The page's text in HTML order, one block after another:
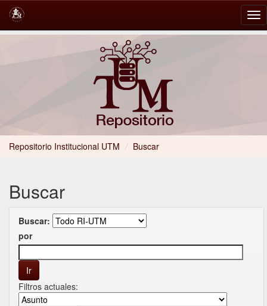
Repositorio Institucional UTM / Buscar
Buscar
Buscar:
por
Filtros actuales: